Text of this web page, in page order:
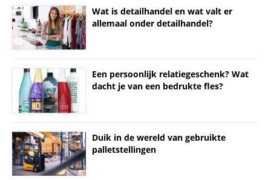
Wat is detailhandel en wat valt er
allemaal onder detailhandel?
Een persoonlijk relatiegeschenk? Wat
dacht je van een bedrukte fles?
Duik in de wereld van gebruikte
palletstellingen